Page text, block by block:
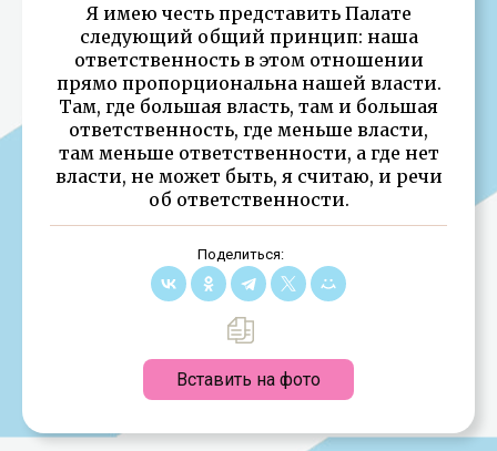
Я имею честь представить Палате
следующий общий принцип: наша
ответственность в этом отношении
прямо пропорциональна нашей власти.
Там, где большая власть, там и большая
ответственность, где меньше власти,
там меньше ответственности, а где нет
власти, не может быть, я считаю, и речи
об ответственности.
Поделиться:
Вставить на фото